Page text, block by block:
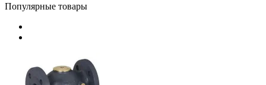
Популярные товары